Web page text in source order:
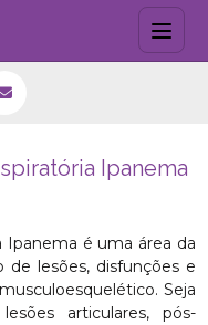
RESPIRATÓRIA IPANEMA
Ipanema
Ipanema é uma área da
de lesões, disfunções e
Seja
articulares, pós-